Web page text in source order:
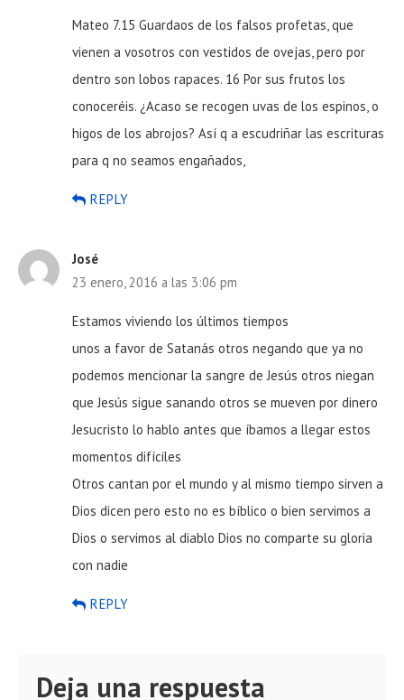
Mateo 7.15 Guardaos de los falsos profetas, que
vienen a vosotros con vestidos de ovejas, pero por
dentro son lobos rapaces. 16 Por sus frutos los
conoceréis. ¿Acaso se recogen uvas de los espinos, o
higos de los abrojos? Así q a escudriñar las escrituras
para q no seamos engañados,
REPLY
José
23 enero, 2016 a las 3:06 pm
Estamos viviendo los últimos tiempos
unos a favor de Satanás otros negando que ya no
podemos mencionar la sangre de Jesús otros niegan
que Jesús sigue sanando otros se mueven por dinero
Jesucristo lo hablo antes que íbamos a llegar estos
momentos difíciles
Otros cantan por el mundo y al mismo tiempo sirven a
Dios dicen pero esto no es bíblico o bien servimos a
Dios o servimos al diablo Dios no comparte su gloria
con nadie
REPLY
Deja una respuesta